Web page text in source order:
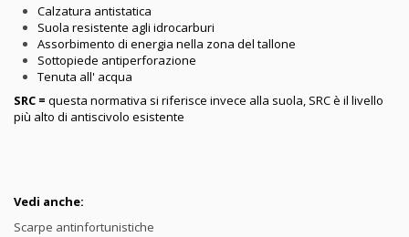
Calzatura antistatica
Suola resistente agli idrocarburi
Assorbimento di energia nella zona del tallone
Sottopiede antiperforazione
Tenuta all' acqua
SRC = questa normativa si riferisce invece alla suola, SRC è il livello
più alto di antiscivolo esistente
Vedi anche:
Scarpe antinfortunistiche